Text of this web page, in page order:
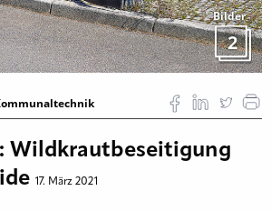
Bilder
2
Wildkrautbeseitigung
17. März 2021